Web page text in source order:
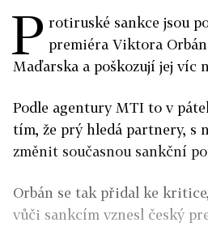
P rotiruské sankce jsou
premiéra Viktora
Maďarska a poškozují jej víc
Podle agentury MTI to v
tím, že prý hledá partnery, s
změnit současnou sankční
Orbán se tak přidal ke
vůči sankcím vznesl český